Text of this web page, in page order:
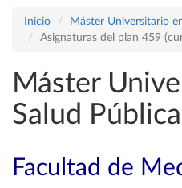
Inicio
Máster Universitario
Asignaturas del plan 459
Máster
Salud Pública
Facultad de